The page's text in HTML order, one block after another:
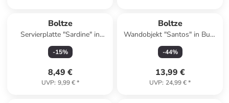
Boltze
Servierplatte "Sardine" in
Hellblau/ Weiß - (B)30 x
(H)15 x (T)2 cm
-15%
8,49 €
UVP: 9,99 €*
Boltze
Wandobjekt "Santos" in Bunt
- (B)45 x (H)30 cm
-44%
13,99 €
UVP: 24,99 €*